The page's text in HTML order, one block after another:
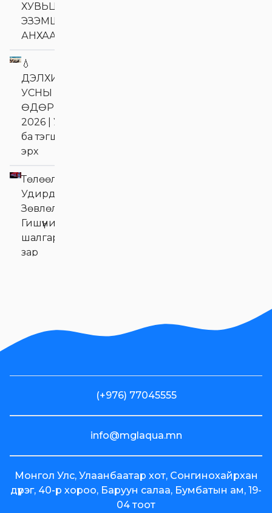
ХУВЬЦАА
ЭЗЭМШИГЧДИЙН
АНХААРАЛД
💧
ДЭЛХИЙН
УСНЫ
ӨДӨР
2026 | Ус
ба тэгш
эрх
Төлөөлөн
Удирдах
Зөвлөлийн
Гишүүний сонгон
шалгаруулалтын
зар
олон нийтээс
Voyage
брэндийн
"Байртай
(+976) 77045555
info@mglaqua.mn
Монгол Улс, Улаанбаатар хот, Сонгинохайрхан
дүүрэг, 40-р хороо, Баруун салаа, Бумбатын ам, 19-
04 тоот